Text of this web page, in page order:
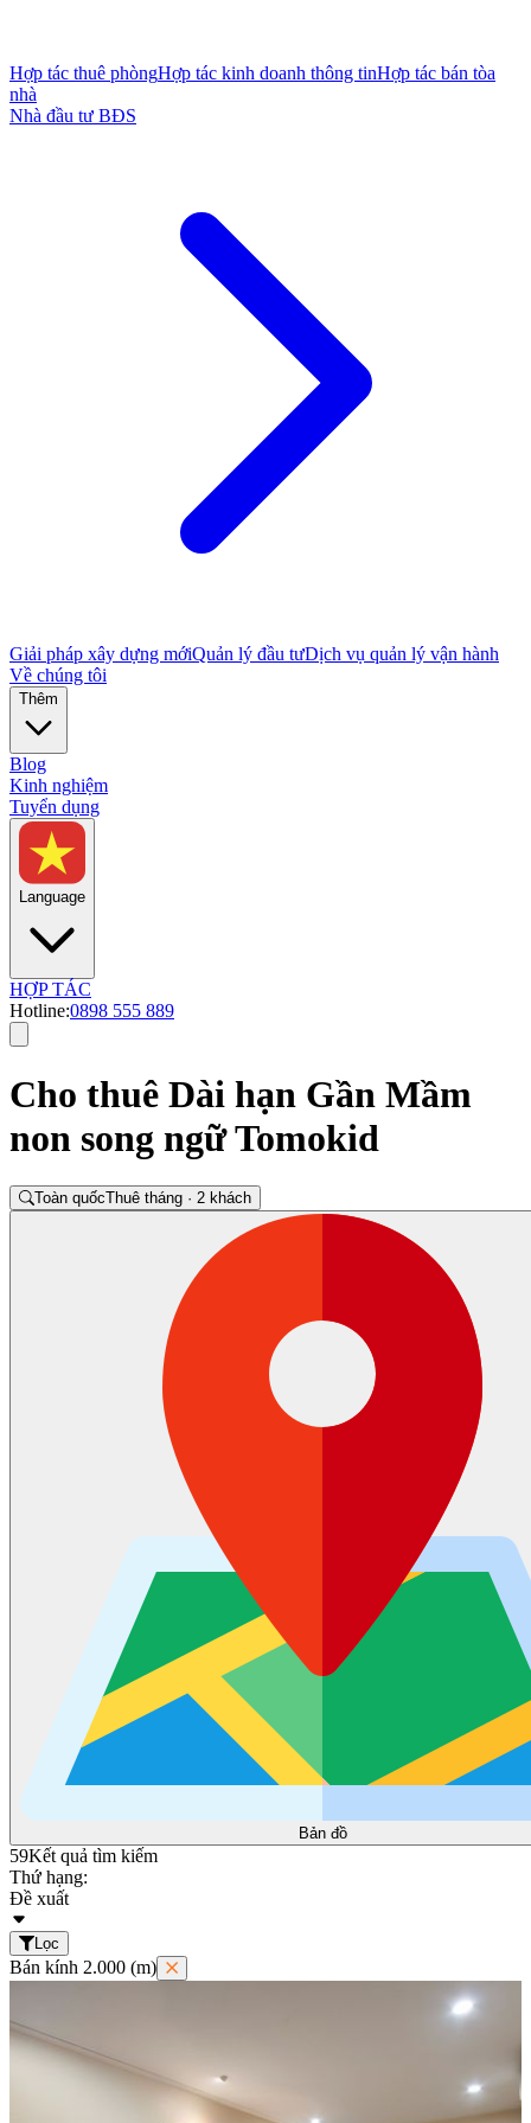
Hợp tác thuê phòngHợp tác kinh doanh thông tinHợp tác bán tòa
nhà
Nhà đầu tư BĐS
Giải pháp xây dựng mớiQuản lý đầu tưDịch vụ quản lý vận hành
Về chúng tôi
Thêm
Blog
Kinh nghiệm
Tuyển dụng
Language
HỢP TÁC
Hotline:0898 555 889
Cho thuê Dài hạn Gần Mầm
non song ngữ Tomokid
Toàn quốcThuê tháng · 2 khách
Bản đồ
59Kết quả tìm kiếm
Thứ hạng:
Đề xuất
Lọc
Bán kính 2.000 (m)